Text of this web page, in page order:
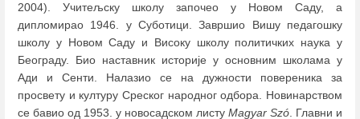
2004). Учитељску школу започео у Новом Саду, а
дипломирао 1946. у Суботици. Завршио Вишу педагошку
школу у Новом Саду и Високу школу политичких наука у
Београду. Био наставник историје у основним школама у
Ади и Сенти. Налазио се на дужности повереника за
просвету и културу Среског народног одбора. Новинарством
се бавио од 1953. у новосадском листу Magyar Szó. Главни и